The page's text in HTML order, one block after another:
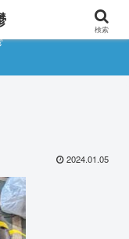
2024.01.05
検索